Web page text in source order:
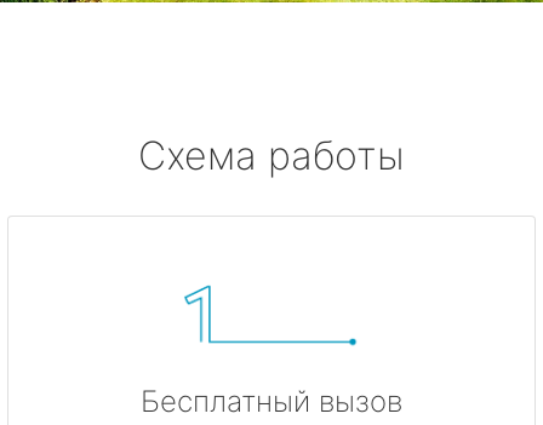
Схема работы
Бесплатный вызов